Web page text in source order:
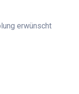
erwünscht